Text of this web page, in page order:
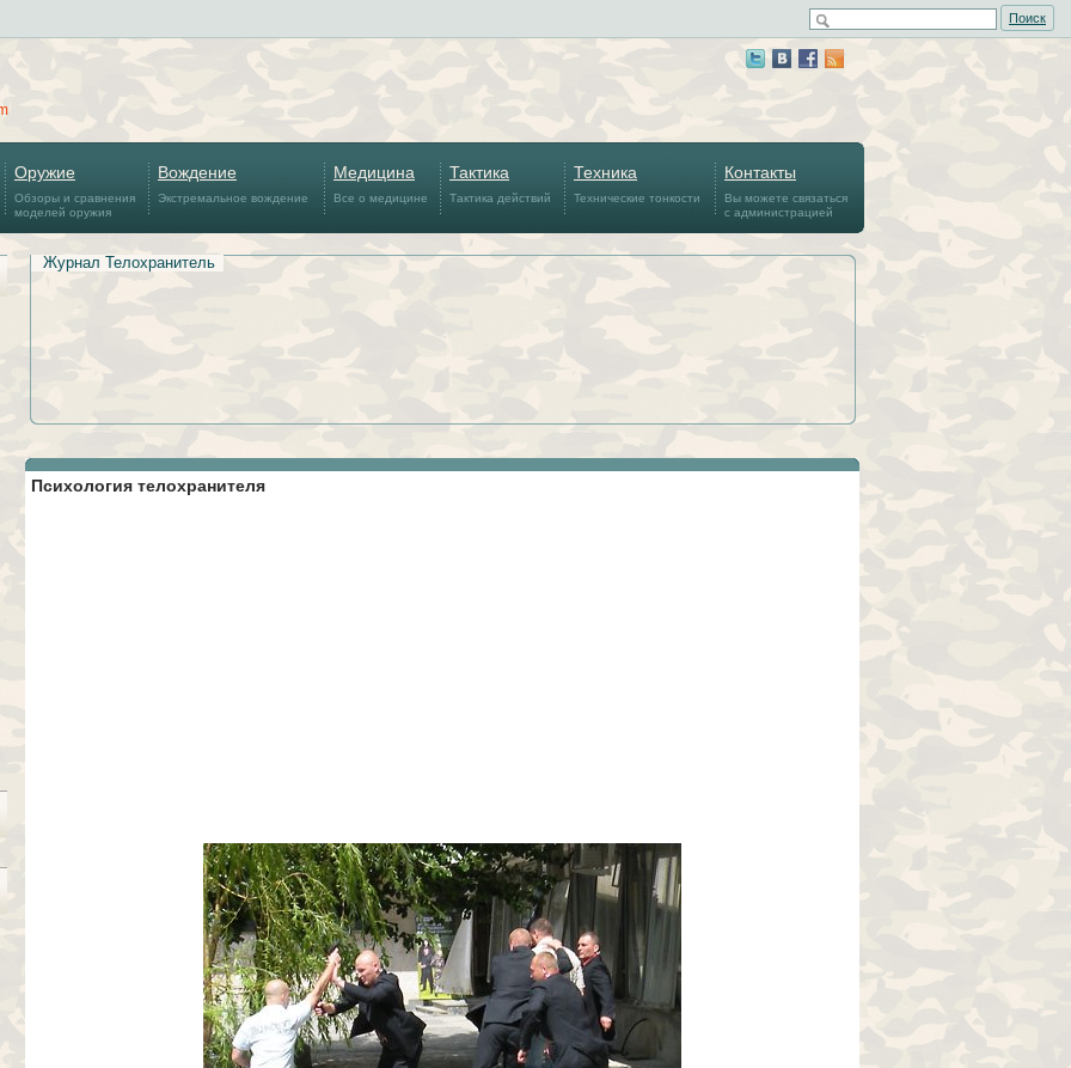
Поиск
Оружие
Обзоры и сравнения
моделей оружия
Вождение
Экстремальное вождение
Медицина
Все о медицине
Тактика
Тактика действий
Техника
Технические тонкости
Контакты
Вы можете связаться
с администрацией
Журнал Телохранитель
Психология телохранителя